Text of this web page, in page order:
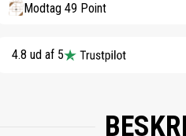
Modtag 49 Point
4.8 ud af 5